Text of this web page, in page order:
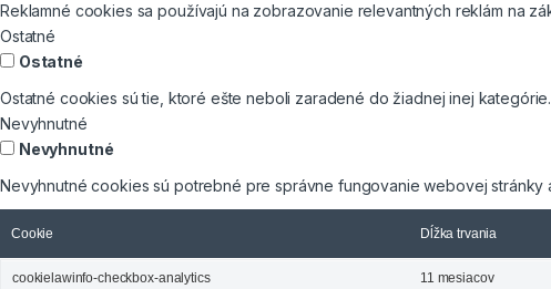
Reklamné cookies sa používajú na zobrazovanie relevantných reklám na
Ostatné
Ostatné
Ostatné cookies sú tie, ktoré ešte neboli zaradené do žiadnej inej kategórie.
Nevyhnutné
Nevyhnutné
Nevyhnutné cookies sú potrebné pre správne fungovanie webovej stránky
Cookie Dĺžka trvania
cookielawinfo-checkbox-analytics 11 mesiacov